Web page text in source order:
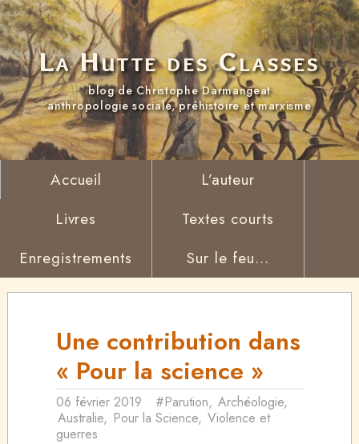
La Hutte des Classes
blog de Christophe Darmangeat
anthropologie sociale, préhistoire et marxisme
Accueil
L’auteur
Livres
Textes courts
Enregistrements
Sur le feu...
Une contribution dans
« Pour la science »
06 février 2019 #Parution, Archéologie,
Australie, Pour la Science, Violence et
guerres